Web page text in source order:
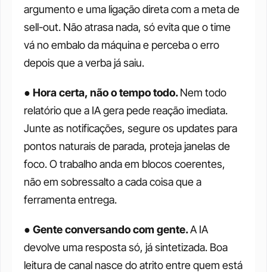
argumento e uma ligação direta com a meta de
sell-out. Não atrasa nada, só evita que o time
vá no embalo da máquina e perceba o erro
depois que a verba já saiu.
● Hora certa, não o tempo todo. Nem todo
relatório que a IA gera pede reação imediata.
Junte as notificações, segure os updates para
pontos naturais de parada, proteja janelas de
foco. O trabalho anda em blocos coerentes,
não em sobressalto a cada coisa que a
ferramenta entrega.
● Gente conversando com gente. A IA
devolve uma resposta só, já sintetizada. Boa
leitura de canal nasce do atrito entre quem está